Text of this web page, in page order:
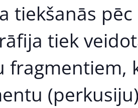
tiekšanās
tiek
fragmentiem,